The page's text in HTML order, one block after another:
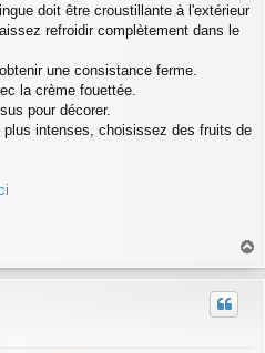
doit être croustillante à l'extérieur
refroidir complètement dans le
une consistance ferme.
la crème fouettée.
pour décorer.
intenses, choisissez des fruits de
a
u